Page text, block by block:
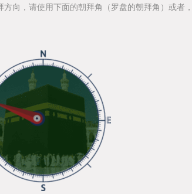
向，请使用下面的朝拜角（罗盘的朝拜角）或者